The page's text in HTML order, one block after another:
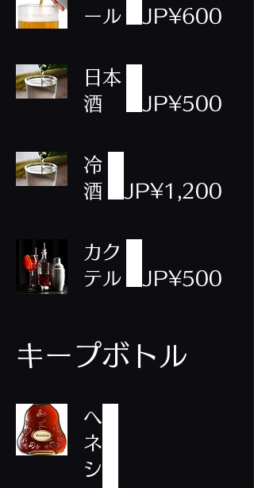
ール
JP¥600
日本
酒
JP¥500
冷
酒
JP¥1,200
カク
テル
JP¥500
キープボトル
ヘ
ネ
シ